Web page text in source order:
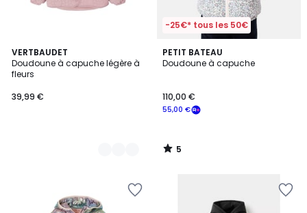
VERTBAUDET
Doudoune à capuche légère à
fleurs
39,99 €
2
Couleurs
-25€* tous les 50€
PETIT BATEAU
Doudoune à capuche
55,00 €
110,00 €
5
/
5
/